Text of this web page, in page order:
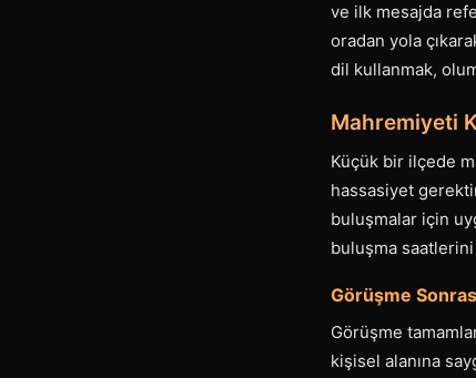
ve ilk mesajda
oradan yola
dil kullanmak,
Mahremiyeti
Küçük bir ilçede
hassasiyet
buluşmalar için
buluşma
Görüşme
Görüşme
kişisel alanına